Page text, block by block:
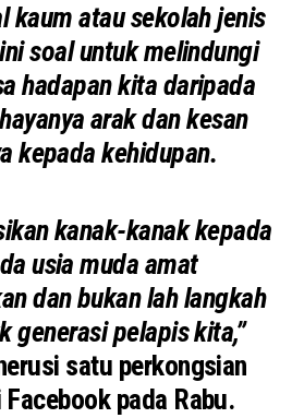
kaum atau sekolah jenis
soal untuk melindungi
hadapan kita daripada
arak dan kesan
kepada kehidupan.
kanak-kanak kepada
usia muda amat
dan bukan lah langkah
generasi pelapis kita,”
satu perkongsian
pada Rabu.